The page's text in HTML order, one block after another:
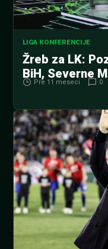
LIGA KONFERENCIJE
Žreb za LK:
BiH, Severne
Pre 11 meseci 0